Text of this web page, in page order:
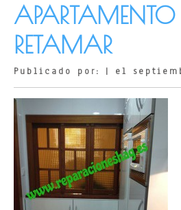
APARTAMENTO
RETAMAR
Publicado por: | el